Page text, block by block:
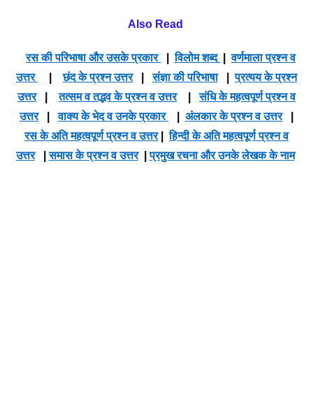
Also Read
रस की परिभाषा और उसके प्रकार |विलोम शब्द |वर्णमाला प्रश्न व
उत्तर
|छंद के प्रश्न उत्तर|संज्ञा की परिभाषा|प्रत्यय के प्रश्न
उत्तर|तत्सम व तद्भव के प्रश्न व उत्तर|संधि के महत्वपूर्ण प्रश्न व
उत्तर|वाक्य के भेद व उनके प्रकार अंलकार के प्रश्न व उत्तर|
रस के अति महत्वपूर्ण प्रश्न व उत्तर|हिन्दी के अति महत्वपूर्ण प्रश्न व
उत्तर|समास के प्रश्न व उत्तर|प्रमुख रचना और उनके लेखक के नाम